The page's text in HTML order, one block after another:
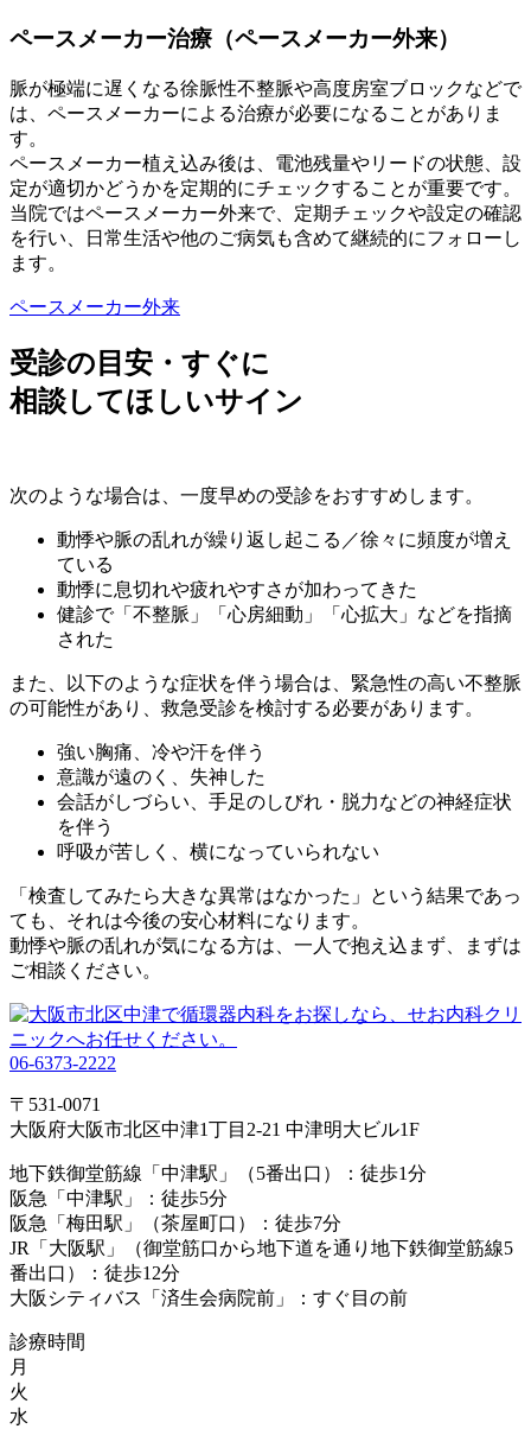
ペースメーカー治療（ペースメーカー外来）
脈が極端に遅くなる徐脈性不整脈や高度房室ブロックなどで
は、ペースメーカーによる治療が必要になることがありま
す。
ペースメーカー植え込み後は、電池残量やリードの状態、設
定が適切かどうかを定期的にチェックすることが重要です。
当院ではペースメーカー外来で、定期チェックや設定の確認
を行い、日常生活や他のご病気も含めて継続的にフォローし
ます。
ペースメーカー外来
受診の目安・すぐに
相談してほしいサイン
次のような場合は、一度早めの受診をおすすめします。
動悸や脈の乱れが繰り返し起こる／徐々に頻度が増え
ている
動悸に息切れや疲れやすさが加わってきた
健診で「不整脈」「心房細動」「心拡大」などを指摘
された
また、以下のような症状を伴う場合は、緊急性の高い不整脈
の可能性があり、救急受診を検討する必要があります。
強い胸痛、冷や汗を伴う
意識が遠のく、失神した
会話がしづらい、手足のしびれ・脱力などの神経症状
を伴う
呼吸が苦しく、横になっていられない
「検査してみたら大きな異常はなかった」という結果であっ
ても、それは今後の安心材料になります。
動悸や脈の乱れが気になる方は、一人で抱え込まず、まずは
ご相談ください。
06-6373-2222
〒531-0071
大阪府大阪市北区中津1丁目2-21 中津明大ビル1F
地下鉄御堂筋線「中津駅」（5番出口）：徒歩1分
阪急「中津駅」：徒歩5分
阪急「梅田駅」（茶屋町口）：徒歩7分
JR「大阪駅」（御堂筋口から地下道を通り地下鉄御堂筋線5
番出口）：徒歩12分
大阪シティバス「済生会病院前」：すぐ目の前
診療時間
月
火
水